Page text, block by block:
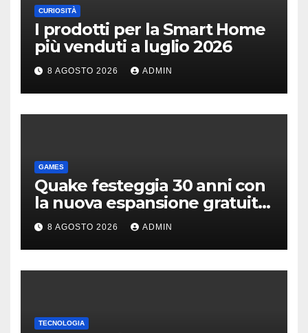
CURIOSITÀ
I prodotti per la Smart Home
più venduti a luglio 2026
8 AGOSTO 2026 ADMIN
GAMES
Quake festeggia 30 anni con
la nuova espansione gratuita
Dawn of The Machine
8 AGOSTO 2026 ADMIN
TECNOLOGIA